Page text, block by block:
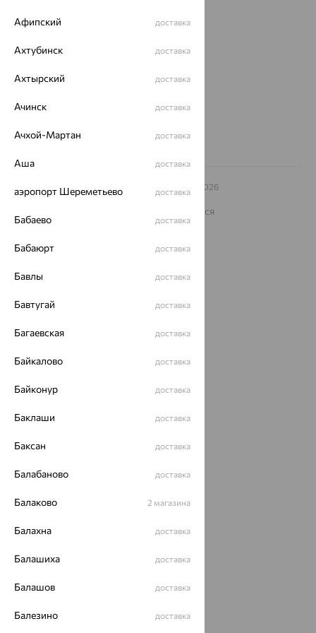
Магазины и доставка г. Липецк
еще 3
Другие города
Заказать звонок
© ООО «Ювелирный дом «Кристалл»,
– 2026
Архив акций Архив изделий Карта сайта
На информационном ресурсе применяются
рекомендательные технологии
ОГРН 1044800168379
Политика конфеденциальности
Разработка сайта —
Афипский доставка
Ахтубинск доставка
Ахтырский доставка
Ачинск доставка
Ачхой-Мартан доставка
Аша доставка
аэропорт Шереметьево доставка
Бабаево доставка
Бабаюрт доставка
Бавлы доставка
Бавтугай доставка
Багаевская доставка
Байкалово доставка
Байконур доставка
Баклаши доставка
Баксан доставка
Балабаново доставка
Балаково 2 магазина
Балахна доставка
Балашиха доставка
Балашов доставка
Балезино доставка